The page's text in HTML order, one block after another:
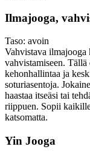
Ilmajooga,
Taso: avoin
Vahvistava
vahvistamiseen. Tällä
kehonhallintaa ja
soturiasentoja.
haastaa itseäsi tai
riippuen. Sopii
katsomatta.
Yin Jooga